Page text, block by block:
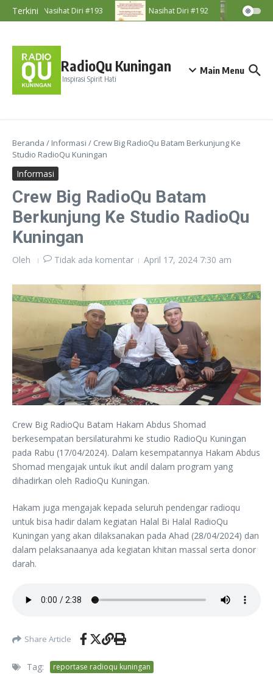
Lewati ke konten
Terkini Nasihat Diri #193 Nasihat Diri #192
RadioQu Kuningan
Inspirasi Spirit Hati
Main Menu
Beranda / Informasi / Crew Big RadioQu Batam Berkunjung Ke
Studio RadioQu Kuningan
Informasi
Crew Big RadioQu Batam
Berkunjung Ke Studio RadioQu
Kuningan
Oleh Tidak ada komentar April 17, 2024 7:30 am
Crew Big RadioQu Batam Hakam Abdus Shomad
berkesempatan bersilaturahmi ke studio RadioQu Kuningan
pada Rabu (17/04/2024). Dalam kesempatannya Hakam Abdus
Shomad mengajak untuk ikut andil dalam program yang
dihadirkan oleh RadioQu Kuningan.
Hakam juga mengajak kepada seluruh pendengar radioqu
untuk bisa hadir dalam kegiatan Halal Bi Halal RadioQu
Kuningan yang akan dilaksanakan pada Ahad (28/04/2024) dan
dalam pelaksanaanya ada kegiatan khitan massal serta donor
darah.
Share Article
Tag: reportase radioqu kuningan